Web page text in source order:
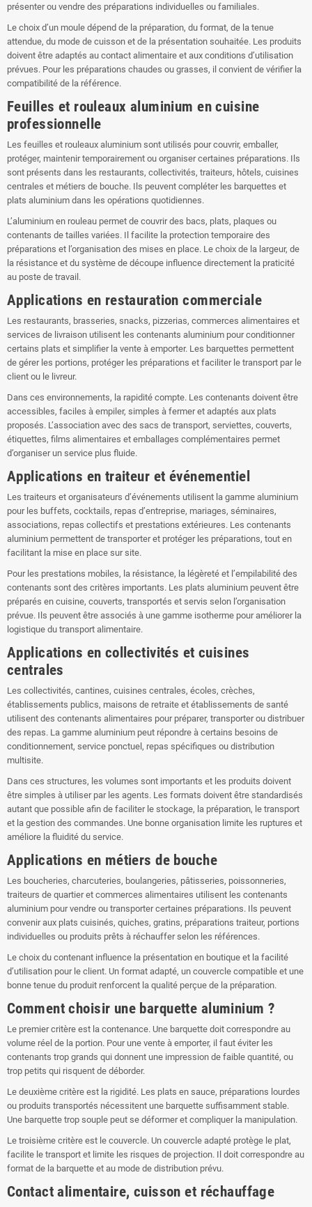
présenter ou vendre des préparations individuelles ou familiales.
Le choix d’un moule dépend de la préparation, du format, de la tenue
attendue, du mode de cuisson et de la présentation souhaitée. Les produits
doivent être adaptés au contact alimentaire et aux conditions d’utilisation
prévues. Pour les préparations chaudes ou grasses, il convient de vérifier la
compatibilité de la référence.
Feuilles et rouleaux aluminium en cuisine
professionnelle
Les feuilles et rouleaux aluminium sont utilisés pour couvrir, emballer,
protéger, maintenir temporairement ou organiser certaines préparations. Ils
sont présents dans les restaurants, collectivités, traiteurs, hôtels, cuisines
centrales et métiers de bouche. Ils peuvent compléter les barquettes et
plats aluminium dans les opérations quotidiennes.
L’aluminium en rouleau permet de couvrir des bacs, plats, plaques ou
contenants de tailles variées. Il facilite la protection temporaire des
préparations et l’organisation des mises en place. Le choix de la largeur, de
la résistance et du système de découpe influence directement la praticité
au poste de travail.
Applications en restauration commerciale
Les restaurants, brasseries, snacks, pizzerias, commerces alimentaires et
services de livraison utilisent les contenants aluminium pour conditionner
certains plats et simplifier la vente à emporter. Les barquettes permettent
de gérer les portions, protéger les préparations et faciliter le transport par le
client ou le livreur.
Dans ces environnements, la rapidité compte. Les contenants doivent être
accessibles, faciles à empiler, simples à fermer et adaptés aux plats
proposés. L’association avec des sacs de transport, serviettes, couverts,
étiquettes, films alimentaires et emballages complémentaires permet
d’organiser un service plus fluide.
Applications en traiteur et événementiel
Les traiteurs et organisateurs d’événements utilisent la gamme aluminium
pour les buffets, cocktails, repas d’entreprise, mariages, séminaires,
associations, repas collectifs et prestations extérieures. Les contenants
aluminium permettent de transporter et protéger les préparations, tout en
facilitant la mise en place sur site.
Pour les prestations mobiles, la résistance, la légèreté et l’empilabilité des
contenants sont des critères importants. Les plats aluminium peuvent être
préparés en cuisine, couverts, transportés et servis selon l’organisation
prévue. Ils peuvent être associés à une gamme isotherme pour améliorer la
logistique du transport alimentaire.
Applications en collectivités et cuisines
centrales
Les collectivités, cantines, cuisines centrales, écoles, crèches,
établissements publics, maisons de retraite et établissements de santé
utilisent des contenants alimentaires pour préparer, transporter ou distribuer
des repas. La gamme aluminium peut répondre à certains besoins de
conditionnement, service ponctuel, repas spécifiques ou distribution
multisite.
Dans ces structures, les volumes sont importants et les produits doivent
être simples à utiliser par les agents. Les formats doivent être standardisés
autant que possible afin de faciliter le stockage, la préparation, le transport
et la gestion des commandes. Une bonne organisation limite les ruptures et
améliore la fluidité du service.
Applications en métiers de bouche
Les boucheries, charcuteries, boulangeries, pâtisseries, poissonneries,
traiteurs de quartier et commerces alimentaires utilisent les contenants
aluminium pour vendre ou transporter certaines préparations. Ils peuvent
convenir aux plats cuisinés, quiches, gratins, préparations traiteur, portions
individuelles ou produits prêts à réchauffer selon les références.
Le choix du contenant influence la présentation en boutique et la facilité
d’utilisation pour le client. Un format adapté, un couvercle compatible et une
bonne tenue du produit renforcent la qualité perçue de la préparation.
Comment choisir une barquette aluminium ?
Le premier critère est la contenance. Une barquette doit correspondre au
volume réel de la portion. Pour une vente à emporter, il faut éviter les
contenants trop grands qui donnent une impression de faible quantité, ou
trop petits qui risquent de déborder.
Le deuxième critère est la rigidité. Les plats en sauce, préparations lourdes
ou produits transportés nécessitent une barquette suffisamment stable.
Une barquette trop souple peut se déformer et compliquer la manipulation.
Le troisième critère est le couvercle. Un couvercle adapté protège le plat,
facilite le transport et limite les risques de projection. Il doit correspondre au
format de la barquette et au mode de distribution prévu.
Contact alimentaire, cuisson et réchauffage